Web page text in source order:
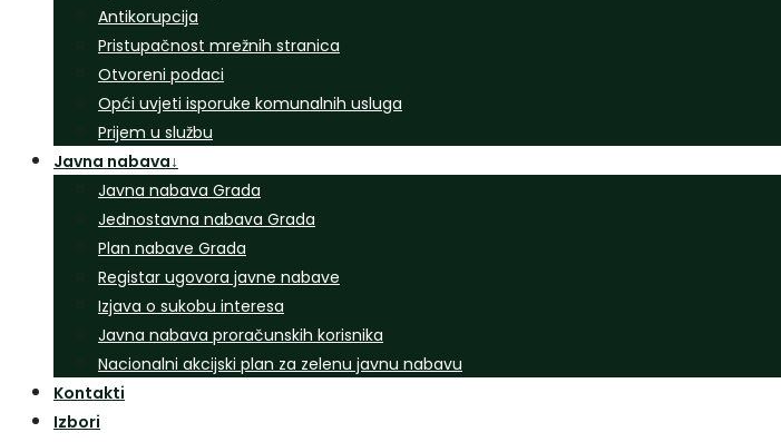
Antikorupcija
Pristupačnost mrežnih stranica
Otvoreni podaci
Opći uvjeti isporuke komunalnih usluga
Prijem u službu
Javna nabava↓
Javna nabava Grada
Jednostavna nabava Grada
Plan nabave Grada
Registar ugovora javne nabave
Izjava o sukobu interesa
Javna nabava proračunskih korisnika
Nacionalni akcijski plan za zelenu javnu nabavu
Kontakti
Izbori